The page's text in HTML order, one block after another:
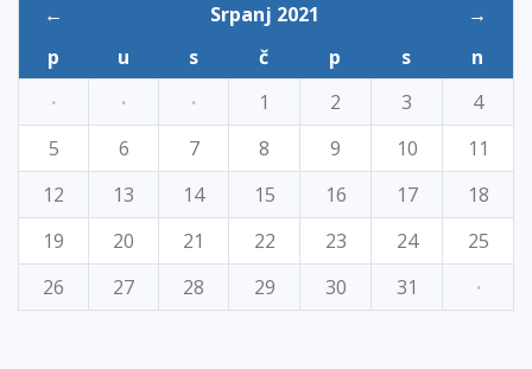
← Srpanj 2021
→
p
u s č p s
n
·
· · 1 2 3
4
5
6 7 8 9 10
11
12
13 14 15 16 17
18
19
20 21 22 23 24
25
26
27 28 29 30 31 ·